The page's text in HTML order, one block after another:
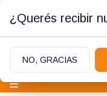
¿Querés recibir
NO, GRACIAS